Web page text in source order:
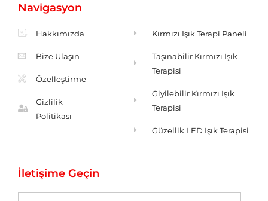
r
a
o
k
f
f
Navigasyon
Hakkımızda
Bize Ulaşın
Özelleştirme
Gizlilik
Politikası
Kırmızı Işık Terapi Paneli
Taşınabilir Kırmızı Işık
Terapisi
Giyilebilir Kırmızı Işık
Terapisi
Güzellik LED Işık Terapisi
İletişime Geçin